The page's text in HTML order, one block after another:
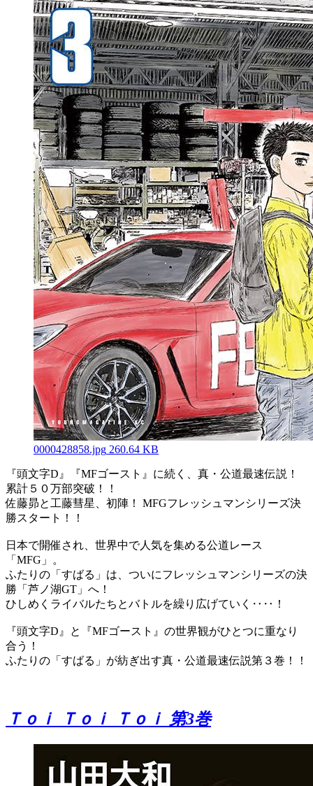
0000428858.jpg 260.64 KB
『頭文字D』『MFゴースト』に続く、真・公道最速伝説！
累計５０万部突破！！
佐藤昴と工藤彗星、初陣！ MFGフレッシュマンシリーズ決
勝スタート！！
日本で開催され、世界中で人気を集める公道レース
「MFG」。
ふたりの「すばる」は、ついにフレッシュマンシリーズの決
勝「芦ノ湖GT」へ！
ひしめくライバルたちとバトルを繰り広げていく‥‥！
『頭文字D』と『MFゴースト』の世界観がひとつに重なり
合う！
ふたりの「すばる」が紡ぎ出す真・公道最速伝説第３巻！！
Ｔｏｉ Ｔｏｉ Ｔｏｉ 第3巻